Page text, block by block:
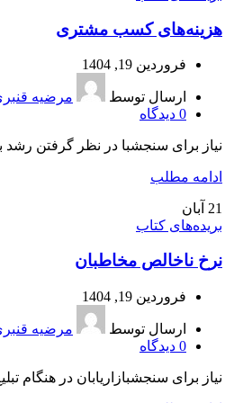
هزینه‌های کسب مشتری
فروردین 19, 1404
ارسال توسط
مرضیه
0 دیدگاه
نیاز برای سنجشبا در نظر گرفتن رشد
ادامه مطلب
21 آبان
بریده‌های کتاب
نرخ ناخالص مخاطبان
فروردین 19, 1404
ارسال توسط
مرضیه
0 دیدگاه
نیاز برای سنجشبازاریابان در